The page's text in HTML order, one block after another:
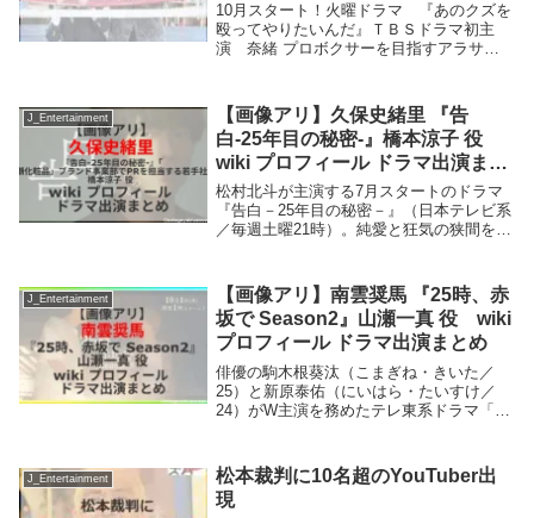
10月スタート！火曜ドラマ 『あのクズを
殴ってやりたいんだ』ＴＢＳドラマ初主
演 奈緒 プロボクサーを目指すアラサー
さや美役で登場。ほこ美の妹の佐藤さや
美。シングル...
J_Entertainment
【画像アリ】久保史緒里 『告
白-25年目の秘密-』橋本涼子 役
wiki プロフィール ドラマ出演まと
め
松村北斗が主演する7月スタートのドラマ
『告白－25年目の秘密－』（日本テレビ系
／毎週土曜21時）。純愛と狂気の狭間を描
（岡崎紗絵）に25年間、片想いを続けてき
た。そ...
J_Entertainment
【画像アリ】南雲奨馬 『25時、赤
坂で Season2』山瀬一真 役 wiki
プロフィール ドラマ出演まとめ
俳優の駒木根葵汰（こまぎね・きいた／
25）と新原泰佑（にいはら・たいすけ／
24）がW主演を務めたテレ東系ドラマ「２
週水曜深夜1時〜放送）が決定。佐久間は
じめ...
J_Entertainment
松本裁判に10名超のYouTuber出
現